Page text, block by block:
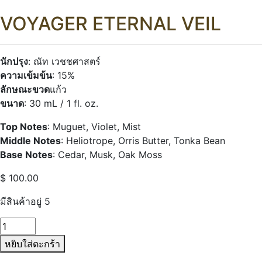
VOYAGER ETERNAL VEIL
นักปรุง: ณัท เวชชศาสตร์
ความเข้มข้น: 15%
ลักษณะขวดแก้ว
ขนาด: 30 mL / 1 fl. oz.
Top Notes: Muguet, Violet, Mist
Middle Notes: Heliotrope, Orris Butter, Tonka Bean
Base Notes: Cedar, Musk, Oak Moss
$ 100.00
มีสินค้าอยู่ 5
จำนวน
VOYAGER
ETERNAL
หยิบใส่ตะกร้า